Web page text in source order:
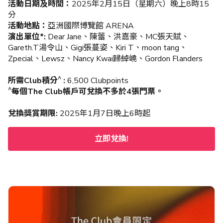
活動日期及時間： 2025年2月15日（星期六）晚上8時15
分
活動地點： 亞洲國際博覽館 ARENA
演出單位*: Dear Jane、陳蕾、洪嘉豪、MC張天賦、
Gareth.T湯令山、Gigi張蔓姿、Kiri T、moon tang、
Zpecial、Lewsz、Nancy Kwai歸綽嶢、Gordon Flanders​
所需Club積分^ : 6,500 Clubpoints
^每個The Club帳戶可兌換不多於4張門票。
兌換獎賞期限: 2025年1月7日晚上6時起
立即兌換!